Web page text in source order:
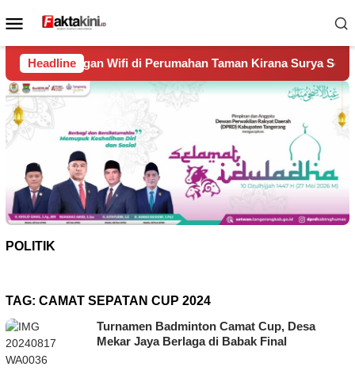
ke
Menu
Mobile
Headline
di Perumahan Taman Kirana Surya Solear Spanyol
POLITIK
TAG: CAMAT SEPATAN CUP 2024
Turnamen Badminton Camat Cup, Desa
Mekar Jaya Berlaga di Babak Final